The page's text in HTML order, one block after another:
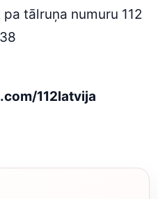
tālruņa numuru 112
112latvija